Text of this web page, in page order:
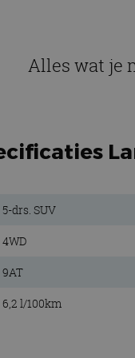
Alles wat je
5-drs. SUV
4WD
9AT
6,2 l/100km